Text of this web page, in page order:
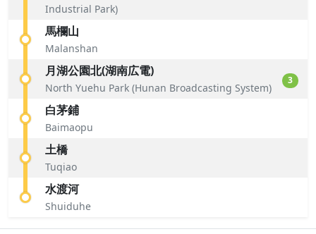
Industrial Park)
馬欄山
Malanshan
月湖公園北(湖南広電)
North Yuehu Park (Hunan Broadcasting System)
3
白茅鋪
Baimaopu
土橋
Tuqiao
水渡河
Shuiduhe